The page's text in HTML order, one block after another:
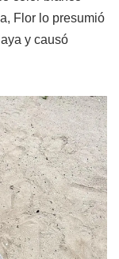
Flor lo presumió
y causó